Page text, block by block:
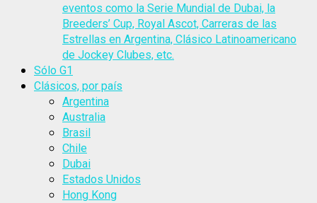
eventos como la Serie Mundial de Dubai, la
Breeders’ Cup, Royal Ascot, Carreras de las
Estrellas en Argentina, Clásico Latinoamericano
de Jockey Clubes, etc.
Sólo G1
Clásicos, por país
Argentina
Australia
Brasil
Chile
Dubai
Estados Unidos
Hong Kong